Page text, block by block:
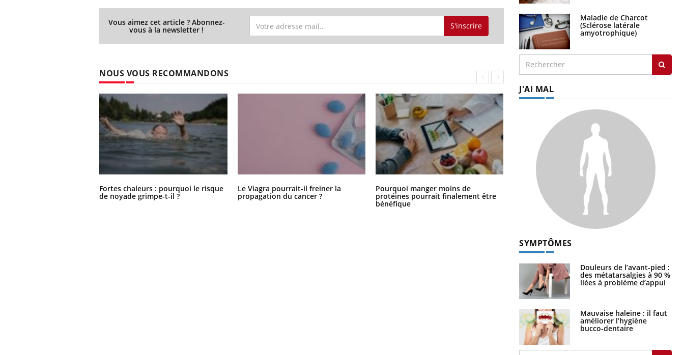
Vous aimez cet article ? Abonnez-
vous à la newsletter ! S'inscrire
NOUS VOUS RECOMMANDONS
Fortes chaleurs : pourquoi le risque
de noyade grimpe-t-il ?
Le Viagra pourrait-il freiner la
propagation du cancer ?
Pourquoi manger moins de
protéines pourrait finalement être
bénéfique
Grossesse et chaleur : ce que dit la
science
Maladie de Charcot
(Sclérose latérale
amyotrophique)
J'AI MAL
SYMPTÔMES
Douleurs de l’avant-pied :
des métatarsalgies à 90 %
liées à problème d’appui
Mauvaise haleine : il faut
améliorer l’hygiène
bucco-dentaire